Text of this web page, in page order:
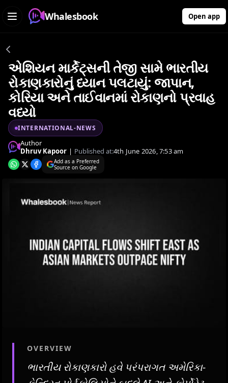
Whalesbook Open app
એશિયન માર્કેટ્સની તેજી સામે ભારતીય
રોકાણકારોનું ધ્યાન પલટાયું: જાપાન,
કોરિયા અને તાઈવાનમાં રોકાણનો પ્રવાહ
વધ્યો
INTERNATIONAL-NEWS
Author
Dhruv Kapoor | Published at:4th June 2026, 7:53 am
Add as a Preferred
Source on Google
OVERVIEW
ભારતીય રોકાણકારો હવે પરંપરાગત અમેરિકા-